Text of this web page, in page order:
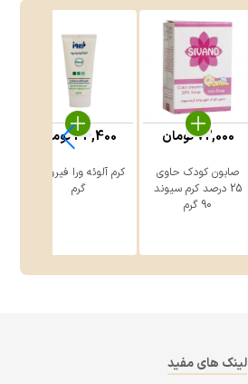
صابون کودک حاوی
25 درصد کرم سیوند
90 گرم
72,000تومان
گرم
34,400تومان
لینک های مفید